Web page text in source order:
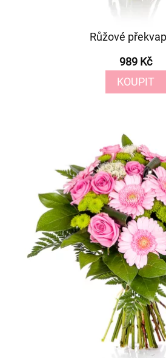
Růžové
989 Kč
KOUPIT